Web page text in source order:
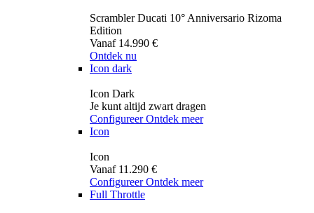
Scrambler Ducati 10° Anniversario Rizoma
Edition
Vanaf 14.990 €
Ontdek nu
Icon dark
Icon Dark
Je kunt altijd zwart dragen
Configureer Ontdek meer
Icon
Icon
Vanaf 11.290 €
Configureer Ontdek meer
Full Throttle